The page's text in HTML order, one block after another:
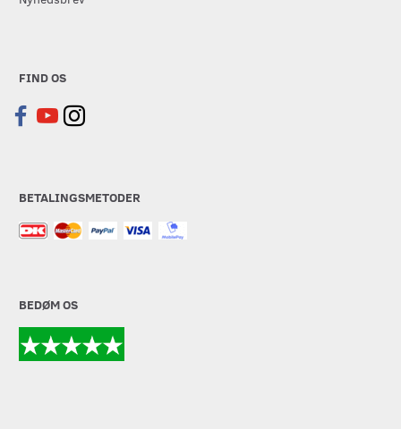
FIND OS
BETALINGSMETODER
BEDØM OS